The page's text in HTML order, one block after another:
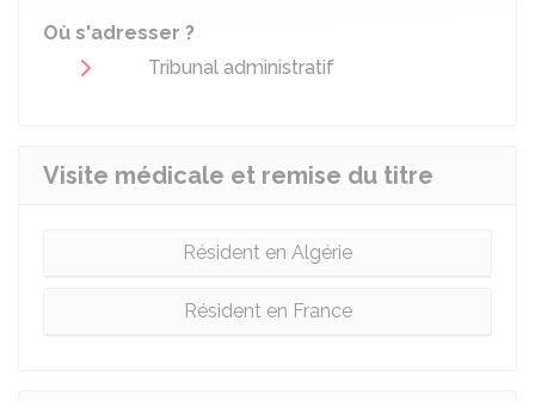
Où s'adresser ?
Tribunal administratif
Visite médicale et remise du titre
Résident en Algérie
Résident en France